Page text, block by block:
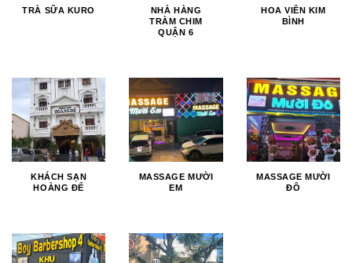
TRÀ SỮA KURO
NHÀ HÀNG
TRÀM CHIM
QUẬN 6
HOA VIÊN KIM
BÌNH
KHÁCH SẠN
HOÀNG ĐẾ
MASSAGE MƯỜI
EM
MASSAGE MƯỜI
ĐÔ